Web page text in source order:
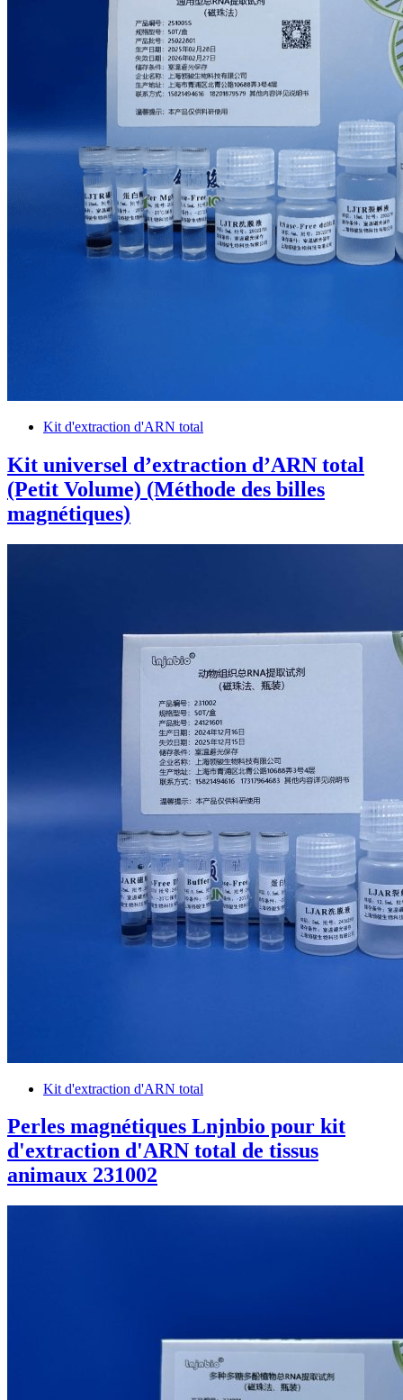
Kit d'extraction d'ARN total
Kit universel d’extraction d’ARN total
(Petit Volume) (Méthode des billes
magnétiques)
Kit d'extraction d'ARN total
Perles magnétiques Lnjnbio pour kit
d'extraction d'ARN total de tissus
animaux 231002